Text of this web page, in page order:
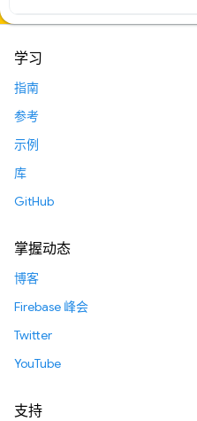
学习
指南
参考
示例
库
GitHub
掌握动态
博客
Firebase 峰会
Twitter
YouTube
支持